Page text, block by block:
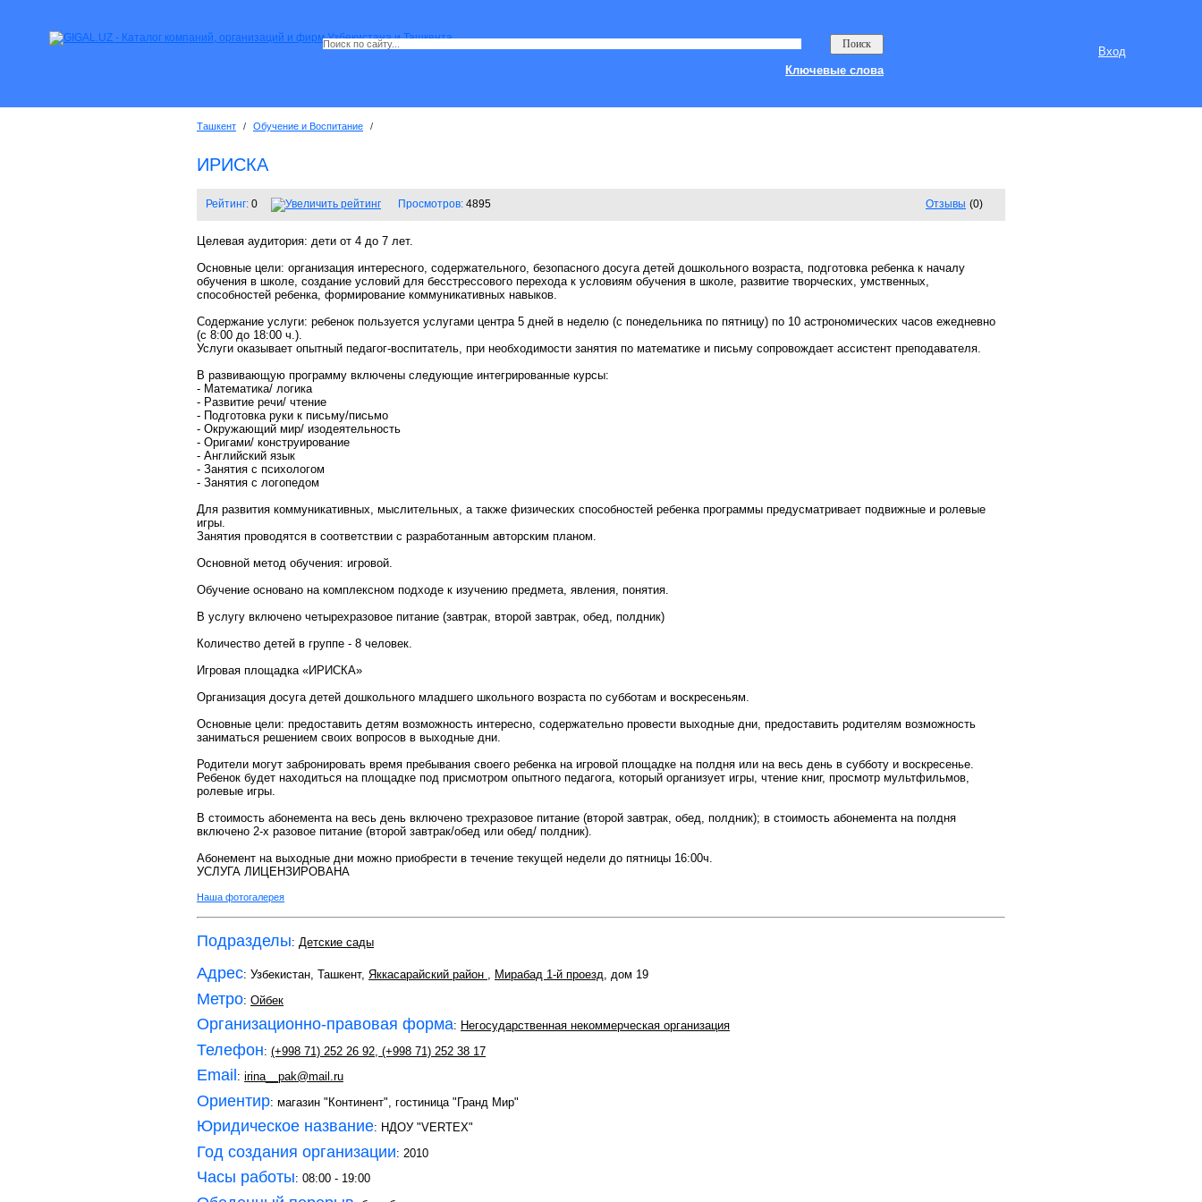
Вход
Ключевые слова
Ташкент / Обучение и Воспитание /
ИРИСКА
Рейтинг: 0 Просмотров: 4895 Отзывы (0)
Целевая аудитория: дети от 4 до 7 лет.
Основные цели: организация интересного, содержательного, безопасного досуга детей дошкольного возраста, подготовка ребенка к началу
обучения в школе, создание условий для бесстрессового перехода к условиям обучения в школе, развитие творческих, умственных,
способностей ребенка, формирование коммуникативных навыков.
Содержание услуги: ребенок пользуется услугами центра 5 дней в неделю (с понедельника по пятницу) по 10 астрономических часов ежедневно
(с 8:00 до 18:00 ч.).
Услуги оказывает опытный педагог-воспитатель, при необходимости занятия по математике и письму сопровождает ассистент преподавателя.
В развивающую программу включены следующие интегрированные курсы:
- Математика/ логика
- Развитие речи/ чтение
- Подготовка руки к письму/письмо
- Окружающий мир/ изодеятельность
- Оригами/ конструирование
- Английский язык
- Занятия с психологом
- Занятия с логопедом
Для развития коммуникативных, мыслительных, а также физических способностей ребенка программы предусматривает подвижные и ролевые
игры.
Занятия проводятся в соответствии с разработанным авторским планом.
Основной метод обучения: игровой.
Обучение основано на комплексном подходе к изучению предмета, явления, понятия.
В услугу включено четырехразовое питание (завтрак, второй завтрак, обед, полдник)
Количество детей в группе - 8 человек.
Игровая площадка «ИРИСКА»
Организация досуга детей дошкольного младшего школьного возраста по субботам и воскресеньям.
Основные цели: предоставить детям возможность интересно, содержательно провести выходные дни, предоставить родителям возможность
заниматься решением своих вопросов в выходные дни.
Родители могут забронировать время пребывания своего ребенка на игровой площадке на полдня или на весь день в субботу и воскресенье.
Ребенок будет находиться на площадке под присмотром опытного педагога, который организует игры, чтение книг, просмотр мультфильмов,
ролевые игры.
В стоимость абонемента на весь день включено трехразовое питание (второй завтрак, обед, полдник); в стоимость абонемента на полдня
включено 2-х разовое питание (второй завтрак/обед или обед/ полдник).
Абонемент на выходные дни можно приобрести в течение текущей недели до пятницы 16:00ч.
УСЛУГА ЛИЦЕНЗИРОВАНА
Наша фотогалерея
Подразделы: Детские сады
Адрес: Узбекистан, Ташкент, Яккасарайский район , Мирабад 1-й проезд, дом 19
Метро: Ойбек
Организационно-правовая форма: Негосударственная некоммерческая организация
Телефон: (+998 71) 252 26 92 (+998 71) 252 38 17
Email : irina__pak@mail.ru
Ориентир: магазин "Континент", гостиница "Гранд Мир"
Юридическое название: НДОУ "VERTEX"
Год создания организации: 2010
Часы работы: 08:00 - 19:00